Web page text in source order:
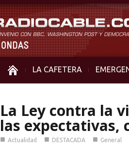
LA CAFETERA
La Ley contra la
las expectativas,
■ Actualidad ■ DESTACADA ■ General